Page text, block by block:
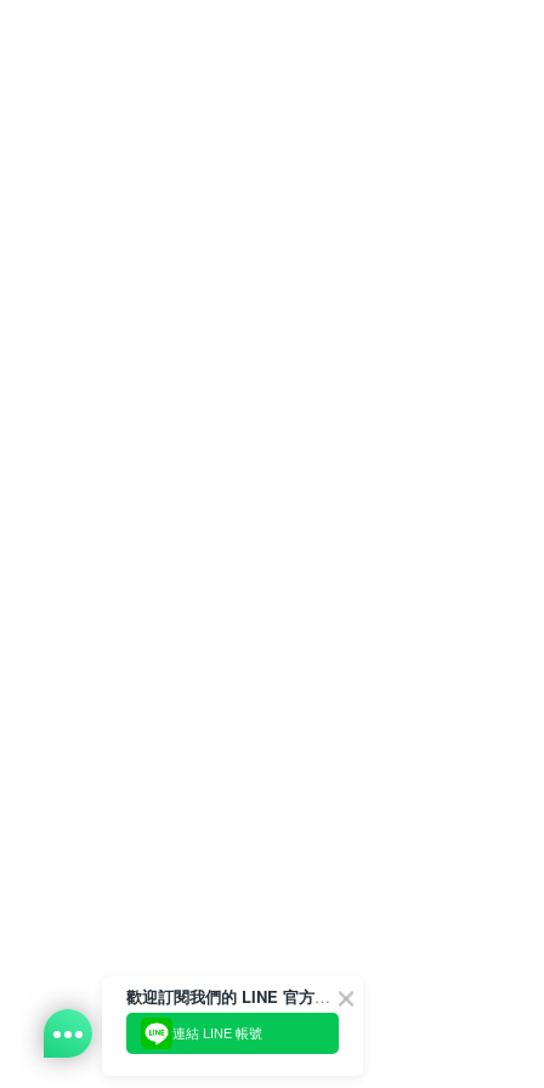
歡迎訂閱我們的 LINE 官方帳號
連結 LINE 帳號